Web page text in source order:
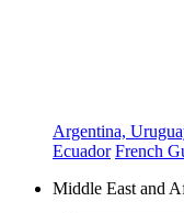
Argentina,
Ecuador French
Middle East and